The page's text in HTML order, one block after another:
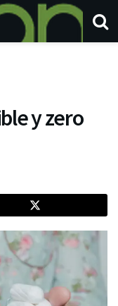
y zero